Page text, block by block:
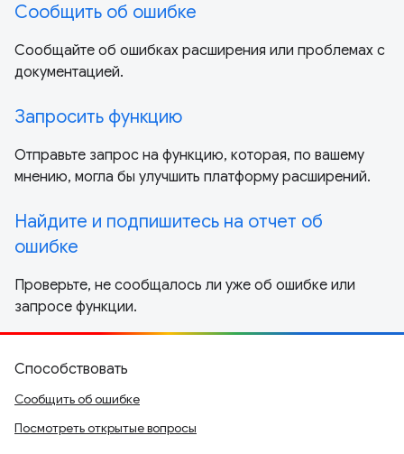
Сообщить об ошибке
Сообщайте об ошибках расширения или проблемах с
документацией.
Запросить функцию
Отправьте запрос на функцию, которая, по вашему
мнению, могла бы улучшить платформу расширений.
Найдите и подпишитесь на отчет об
ошибке
Проверьте, не сообщалось ли уже об ошибке или
запросе функции.
Способствовать
Сообщить об ошибке
Посмотреть открытые вопросы